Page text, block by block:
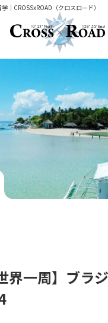
｜CROSSxROAD（クロスロード）
界一周】ブラ